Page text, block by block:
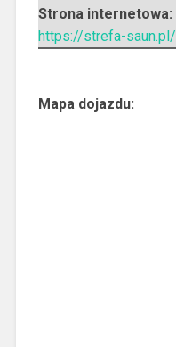
Strona internetowa:
https://strefa-saun.pl/
Mapa dojazdu: